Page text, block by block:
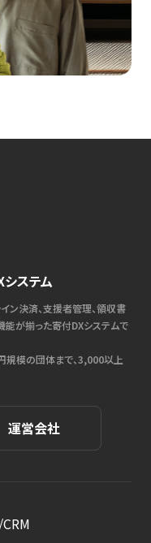
ステム
ン決済、支援者管理、領収書
能が揃った寄付DXシステムで
規模の団体まで、3,000以上
運営会社